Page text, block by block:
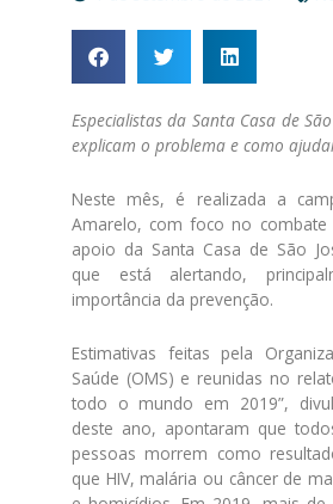
Especialistas da Santa Casa de
explicam o problema e como
Neste mês, é realizada a
Amarelo, com foco no combate
apoio da Santa Casa de São
que está alertando,
importância da prevenção.
Estimativas feitas pela
Saúde (OMS) e reunidas no
todo o mundo em 2019”,
deste ano, apontaram que
pessoas morrem como
que HIV, malária ou câncer de